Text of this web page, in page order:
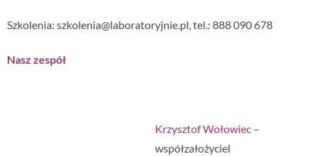
Szkolenia: szkolenia@laboratoryjnie.pl, tel.: 888 090 678
Nasz zespół
Krzysztof Wołowiec –
współzałożyciel